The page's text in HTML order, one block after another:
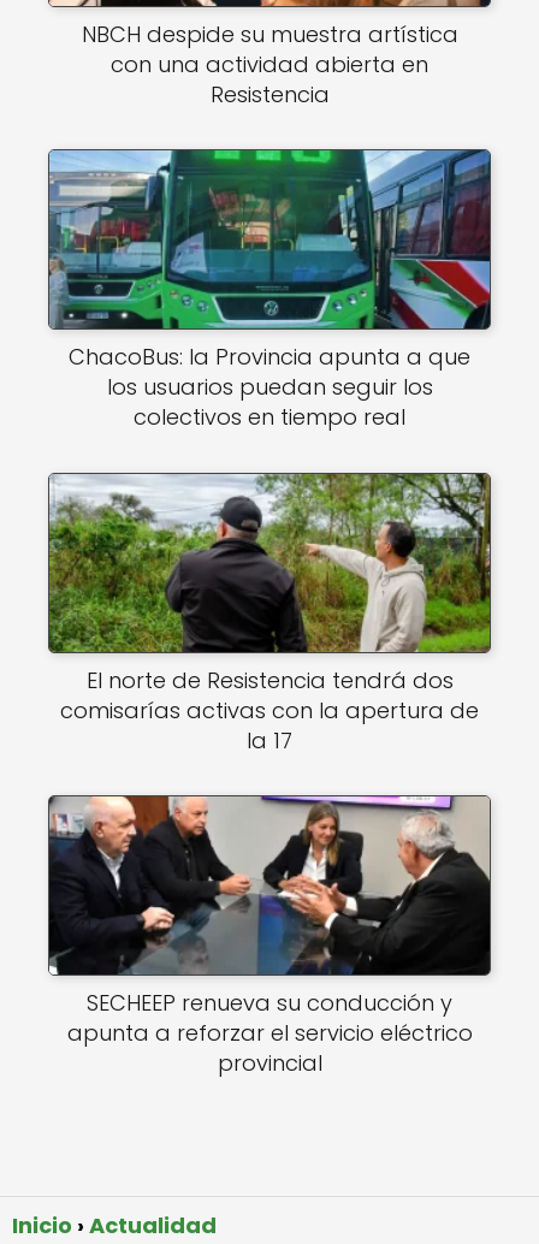
NBCH despide su muestra artística
con una actividad abierta en
Resistencia
ChacoBus: la Provincia apunta a que
los usuarios puedan seguir los
colectivos en tiempo real
El norte de Resistencia tendrá dos
comisarías activas con la apertura de
la 17
SECHEEP renueva su conducción y
apunta a reforzar el servicio eléctrico
provincial
Inicio Actualidad